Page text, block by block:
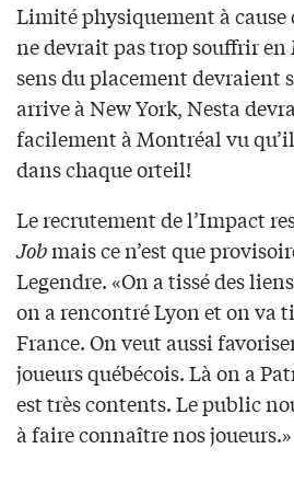
Limité physiquement à cause
ne devrait pas trop souffrir en
sens du placement devraient
arrive à New York, Nesta
facilement à Montréal vu
dans chaque orteil!
Le recrutement de l’Impact
Jobmais ce n’est que
Legendre. «On a tissé des
on a rencontré Lyon et on va
France. On veut aussi
joueurs québécois. Là on a
est très contents. Le public
à faire connaître nos joueurs.»